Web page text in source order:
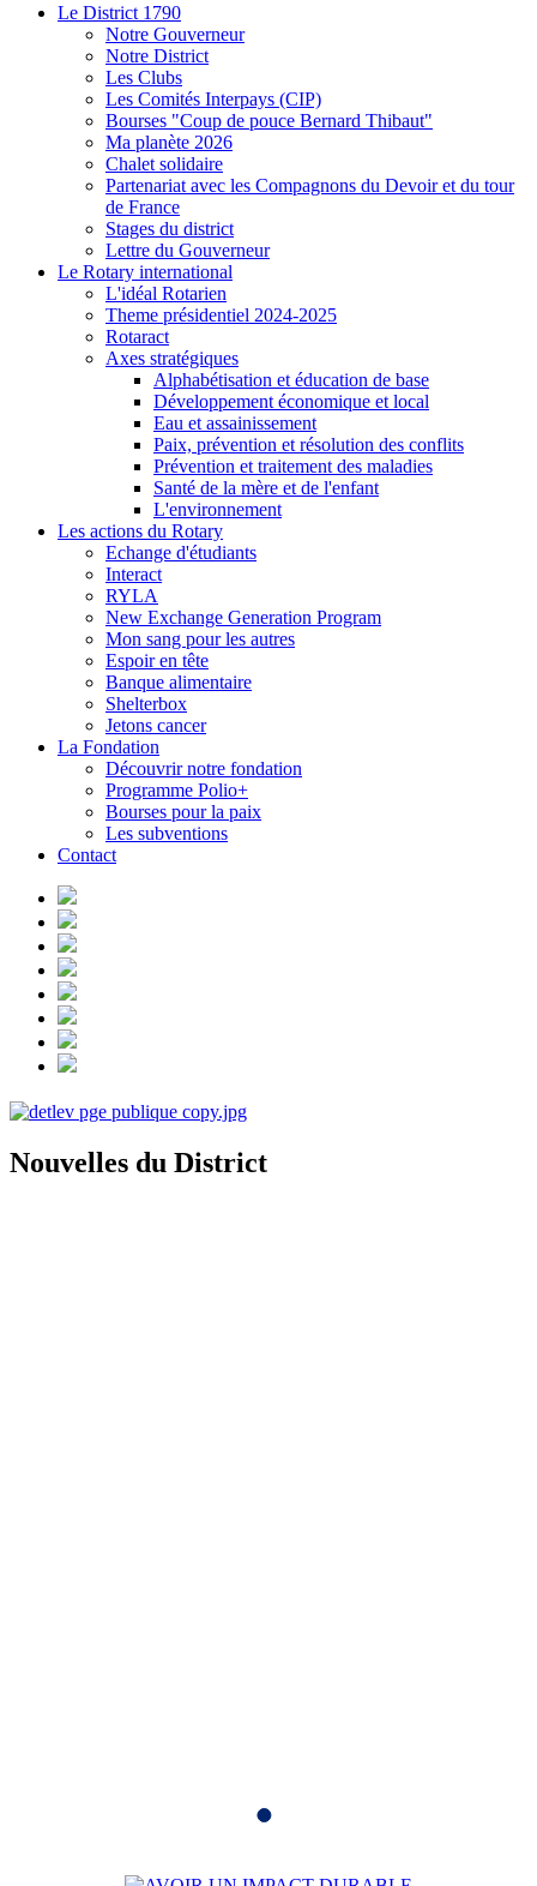
Le District 1790
Notre Gouverneur
Notre District
Les Clubs
Les Comités Interpays (CIP)
Bourses "Coup de pouce Bernard Thibaut"
Ma planète 2026
Chalet solidaire
Partenariat avec les Compagnons du Devoir et du tour
de France
Stages du district
Lettre du Gouverneur
Le Rotary international
L'idéal Rotarien
Theme présidentiel 2024-2025
Rotaract
Axes stratégiques
Alphabétisation et éducation de base
Développement économique et local
Eau et assainissement
Paix, prévention et résolution des conflits
Prévention et traitement des maladies
Santé de la mère et de l'enfant
L'environnement
Les actions du Rotary
Echange d'étudiants
Interact
RYLA
New Exchange Generation Program
Mon sang pour les autres
Espoir en tête
Banque alimentaire
Shelterbox
Jetons cancer
La Fondation
Découvrir notre fondation
Programme Polio+
Bourses pour la paix
Les subventions
Contact
Nouvelles du District